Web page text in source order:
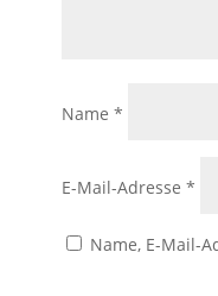
Name *
E-Mail-Adresse *
Name, E-Mail-